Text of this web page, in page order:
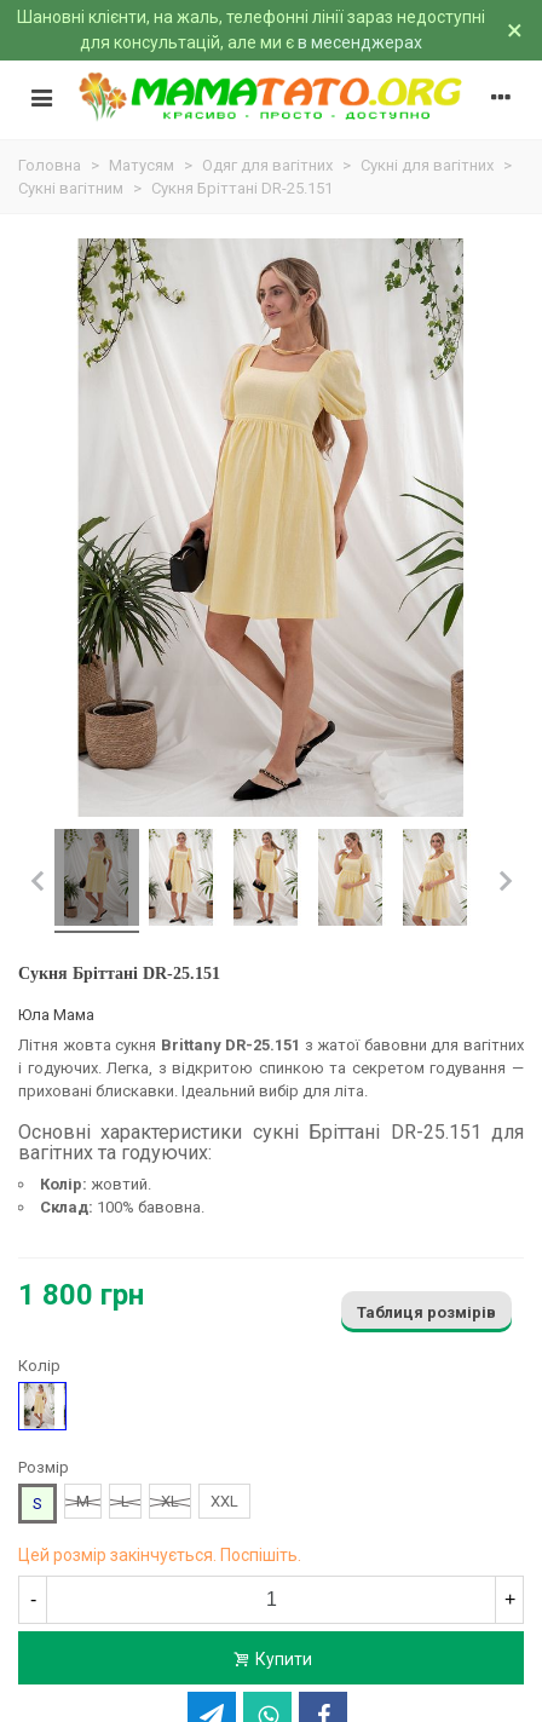
Шановні клієнти, на жаль, телефонні лінії зараз недоступні
для консультацій, але ми єв месенджерах ×
Головна > Матусям > Одяг для вагітних > Сукні для вагітних >
Сукні вагітним
> Сукня Бріттані DR-25.151
Сукня Бріттані DR-25.151
Юла Мама
Літня жовта сукня Brittany DR-25.151 з жатої бавовни для вагітних
і годуючих. Легка, з відкритою спинкою та секретом годування —
приховані блискавки. Ідеальний вибір для літа.
Основні характеристики сукні Бріттані DR-25.151 для
вагітних та годуючих:
Колір: жовтий.
Склад: 100% бавовна.
1 800 грн
Таблиця розмірів
Колір
Жовтий
Розмір
S
M L XL XXL
Цей розмір закінчується. Поспішіть.
- +
Купити